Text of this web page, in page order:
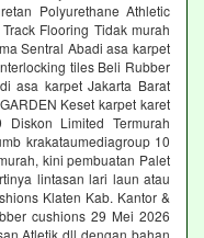
Polyurethane Athletic
Flooring Tidak murah
Sentral Abadi asa karpet
tiles Beli Rubber
asa karpet Jakarta Barat
Keset karpet karet
Limited Termurah
krakataumediagroup 10
kini pembuatan Palet
lintasan lari laun atau
Klaten Kab. Kantor &
cushions 29 Mei 2026